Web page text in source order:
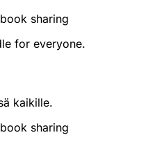
sharing
for everyone.
kaikille.
sharing